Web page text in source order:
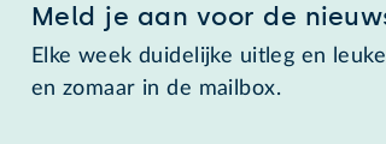
Meld je aan voor de
Elke week duidelijke uitleg en
en zomaar in de mailbox.